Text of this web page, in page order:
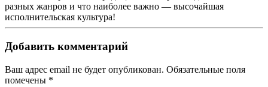
разных жанров и что наиболее важно — высочайшая
исполнительская культура!
Добавить комментарий
Ваш адрес email не будет опубликован. Обязательные поля
помечены *